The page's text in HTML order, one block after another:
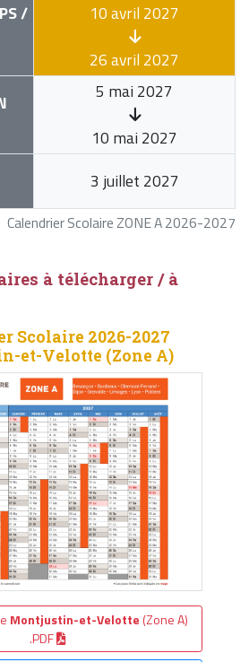
Calendrier Scolaire ZONE A 2026-2027
/
10 avril 2027
26 avril 2027
5 mai 2027
10 mai 2027
3 juillet 2027
à télécharger / à
Scolaire 2026-2027
et-Velotte (Zone A)
Montjustin-et-Velotte (Zone A)
.PDF